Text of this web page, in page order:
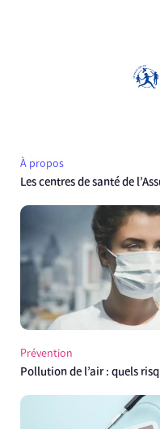
À propos
Les centres de santé de
Prévention
Pollution de l’air : quels